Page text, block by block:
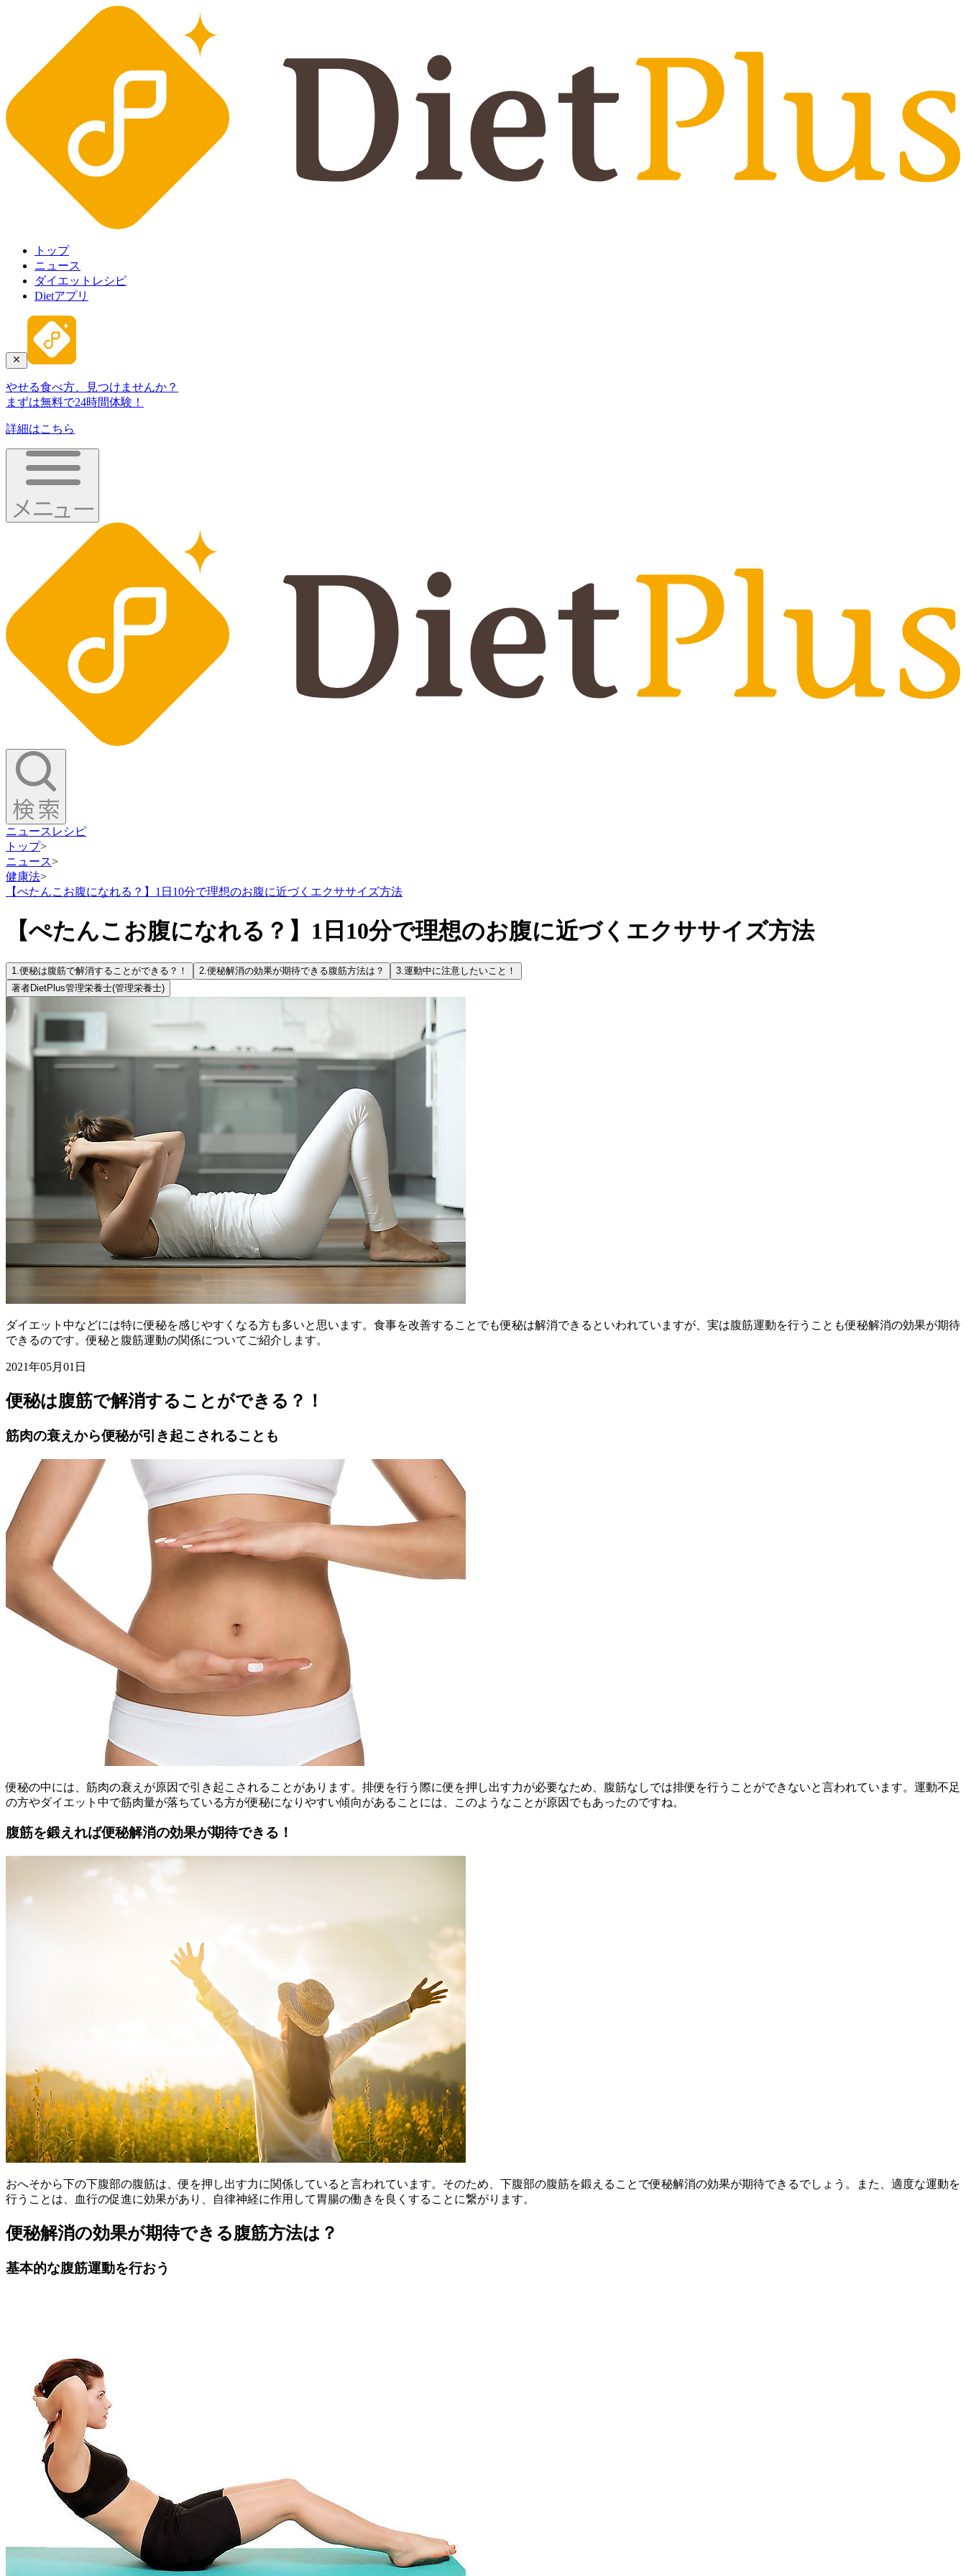
トップ
ニュース
ダイエットレシピ
Dietアプリ
やせる食べ方、見つけませんか？
まずは無料で24時間体験！
詳細はこちら
ニュース レシピ
トップ>
ニュース>
健康法>
【ぺたんこお腹になれる？】1日10分で理想のお腹に近づくエクササイズ方法
【ぺたんこお腹になれる？】1日10分で理想のお腹に近づくエクササイズ方法
1.便秘は腹筋で解消することができる？！ 2.便秘解消の効果が期待できる腹筋方法は？ 3.運動中に注意したいこと！
著者DietPlus管理栄養士(管理栄養士)
ダイエット中などには特に便秘を感じやすくなる方も多いと思います。食事を改善することでも便秘は解消できるといわれていますが、実は腹筋運動を行うことも便秘解消の効果が期待
できるのです。便秘と腹筋運動の関係についてご紹介します。
2021年05月01日
便秘は腹筋で解消することができる？！
筋肉の衰えから便秘が引き起こされることも
便秘の中には、筋肉の衰えが原因で引き起こされることがあります。排便を行う際に便を押し出す力が必要なため、腹筋なしでは排便を行うことができないと言われています。運動不足
の方やダイエット中で筋肉量が落ちている方が便秘になりやすい傾向があることには、このようなことが原因でもあったのですね。
腹筋を鍛えれば便秘解消の効果が期待できる！
おへそから下の下腹部の腹筋は、便を押し出す力に関係していると言われています。そのため、下腹部の腹筋を鍛えることで便秘解消の効果が期待できるでしょう。また、適度な運動を
行うことは、血行の促進に効果があり、自律神経に作用して胃腸の働きを良くすることに繋がります。
便秘解消の効果が期待できる腹筋方法は？
基本的な腹筋運動を行おう